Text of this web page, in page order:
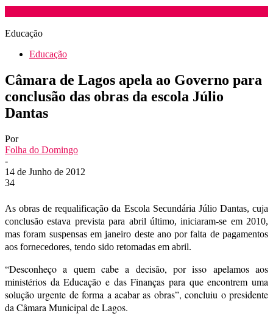
Educação
Educação
Câmara de Lagos apela ao Governo para
conclusão das obras da escola Júlio
Dantas
Por
Folha do Domingo
-
14 de Junho de 2012
34
As obras de requalificação da Escola Secundária Júlio Dantas, cuja
conclusão estava prevista para abril último, iniciaram-se em 2010,
mas foram suspensas em janeiro deste ano por falta de pagamentos
aos fornecedores, tendo sido retomadas em abril.
“Desconheço a quem cabe a decisão, por isso apelamos aos
ministérios da Educação e das Finanças para que encontrem uma
solução urgente de forma a acabar as obras”, concluiu o presidente
da Câmara Municipal de Lagos.